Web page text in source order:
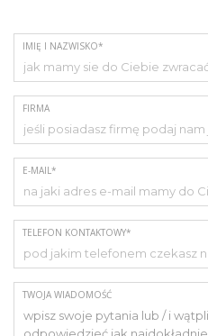
IMIĘ I NAZWISKO*
FIRMA
E-MAIL*
TELEFON KONTAKTOWY*
TWOJA WIADOMOŚĆ